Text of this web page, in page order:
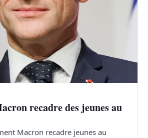
recadre des jeunes au
Macron recadre jeunes au